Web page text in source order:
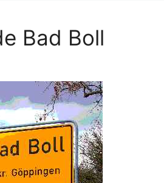
Bad Boll